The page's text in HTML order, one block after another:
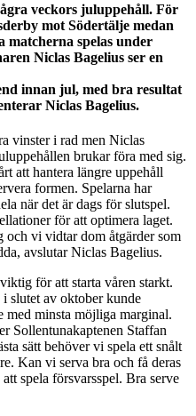
veckors juluppehåll. För
mot Södertälje medan
matcherna spelas under
Niclas Bagelius ser en
innan jul, med bra resultat
Niclas Bagelius.
vinster i rad men Niclas
brukar föra med sig.
att hantera längre uppehåll
formen. Spelarna har
när det är dags för slutspel.
för att optimera laget.
och vi vidtar dom åtgärder som
avslutar Niclas Bagelius.
för att starta våren starkt.
slutet av oktober kunde
med minsta möjliga marginal.
Sollentunakaptenen Staffan
sätt behöver vi spela ett snålt
Kan vi serva bra och få deras
spela försvarsspel. Bra serve